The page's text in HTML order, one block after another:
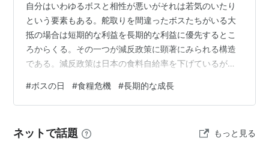
自分はいわゆるボスと相性が悪いがそれは若気のいたり
という要素もある。舵取りを間違ったボスたちがいる大
抵の場合は短期的な利益を長期的な利益に優先するとこ
ろからくる。その一つが減反政策に顕著にみられる構造
である。減反政策は日本の食料自給率を下げているが短
を政治家は得ることができたしかにJAにも短期的には利
益がみられる 減反政策をやめるとすると短期的には農民
期的にみれば国際競争力をつけるチャンスにもつながる
#ボスの日 #食糧危機 #長期的な成長
ネットで話題 もっと見る